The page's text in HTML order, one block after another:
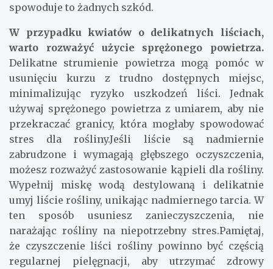
spowoduje to żadnych szkód.
W przypadku kwiatów o delikatnych liściach,
warto rozważyć użycie sprężonego powietrza.
Delikatne strumienie powietrza mogą pomóc w
usunięciu kurzu z trudno dostępnych miejsc,
minimalizując ryzyko uszkodzeń liści. Jednak
używaj sprężonego powietrza z umiarem, aby nie
przekraczać granicy, która mogłaby spowodować
stres dla rośliny.Jeśli liście są nadmiernie
zabrudzone i wymagają głębszego oczyszczenia,
możesz rozważyć zastosowanie kąpieli dla rośliny.
Wypełnij miskę wodą destylowaną i delikatnie
umyj liście rośliny, unikając nadmiernego tarcia. W
ten sposób usuniesz zanieczyszczenia, nie
narażając rośliny na niepotrzebny stres.Pamiętaj,
że czyszczenie liści rośliny powinno być częścią
regularnej pielęgnacji, aby utrzymać zdrowy